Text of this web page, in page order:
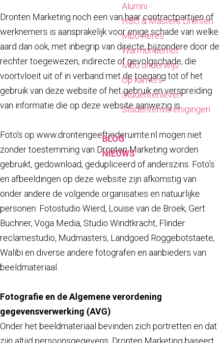
Alumni
HBO & Masters Dronten
Mbo Aeres
Warmonderhof
Mbo onderwijs
Op kamers
Studentenleven
Studentenverenigingen
BLOG
NIEUWS
Dronten Marketing noch een van haar contractpartijen of
werknemers is aansprakelijk voor enige schade van welke
aard dan ook, met inbegrip van directe, bijzondere door de
rechter toegewezen, indirecte of gevolgschade, die
voortvloeit uit of in verband met de toegang tot of het
gebruik van deze website of het gebruik en verspreiding
van informatie die op deze website aanwezig is.
Foto's op www.drontengeeftjederuimte.nl mogen niet
zonder toestemming van Dronten Marketing worden
gebruikt, gedownload, gedupliceerd of anderszins. Foto's
en afbeeldingen op deze website zijn afkomstig van
onder andere de volgende organisaties en natuurlijke
personen: Fotostudio Wierd, Louise van de Broek, Gert
Buchner, Voga Media, Studio Windtkracht, Flinder
reclamestudio, Mudmasters, Landgoed Roggebotstaete,
Walibi en diverse andere fotografen en aanbieders van
beeldmateriaal.
Fotografie en de Algemene verordening
gegevensverwerking (AVG)
Onder het beeldmateriaal bevinden zich portretten en dat
zijn altijd persoonsgegevens. Dronten Marketing baseert